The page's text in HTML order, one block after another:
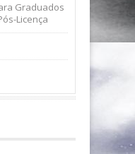
Graduados
Licença